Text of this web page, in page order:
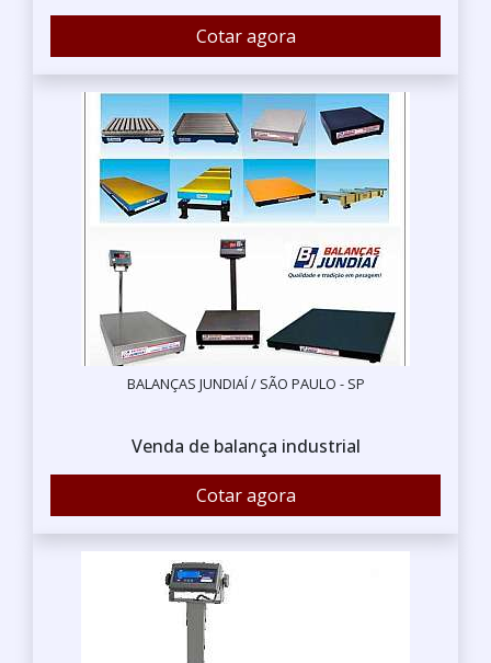
Cotar agora
BALANÇAS JUNDIAÍ / SÃO PAULO - SP
Venda de balança industrial
Cotar agora